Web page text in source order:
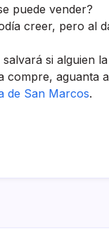
puede vender?
creer, pero al
si alguien
aguanta
de San Marcos.